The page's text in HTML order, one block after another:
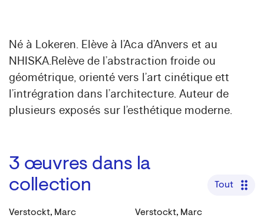
Né à Lokeren. Elève à l’Aca d’Anvers et au
NHISKA.Relève de l’abstraction froide ou
géométrique, orienté vers l’art cinétique ett
l’intrégration dans l’architecture. Auteur de
plusieurs exposés sur l’esthétique moderne.
3 œuvres dans la
collection
Tout
Verstockt, Marc Verstockt, Marc